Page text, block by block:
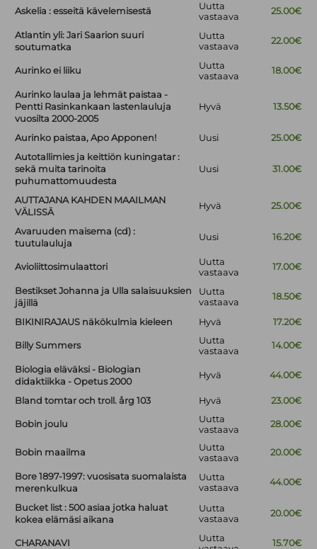
Askelia : esseitä kävelemisestä
Uutta
vastaava
25.00€
Atlantin yli: Jari Saarion suuri
soutumatka
Uutta
vastaava
22.00€
Aurinko ei liiku
Uutta
vastaava
18.00€
Aurinko laulaa ja lehmät paistaa -
Pentti Rasinkankaan lastenlauluja
vuosilta 2000-2005
Hyvä 13.50€
Aurinko paistaa, Apo Apponen! Uusi
25.00€
Autotallimies ja keittiön kuningatar :
sekä muita tarinoita
puhumattomuudesta
Uusi 31.00€
AUTTAJANA KAHDEN MAAILMAN
VÄLISSÄ
Hyvä 25.00€
Avaruuden maisema (cd) :
tuutulauluja
Uusi 16.20€
Avioliittosimulaattori
Uutta
vastaava
17.00€
Bestikset Johanna ja Ulla salaisuuksien
jäjillä
Uutta
vastaava
18.50€
BIKINIRAJAUS näkökulmia kieleen Hyvä 17.20€
Billy Summers
Uutta
vastaava
14.00€
Biologia eläväksi - Biologian
didaktiikka - Opetus 2000
Hyvä 44.00€
Bland tomtar och troll. årg 103 Hyvä 23.00€
Bobin joulu
Uutta
vastaava
28.00€
Bobin maailma
Uutta
vastaava
20.00€
Bore 1897-1997: vuosisata suomalaista
merenkulkua
Uutta
vastaava
44.00€
Bucket list : 500 asiaa jotka haluat
kokea elämäsi aikana
Uutta
vastaava
20.00€
CHARANAVI
Uutta
15.70€